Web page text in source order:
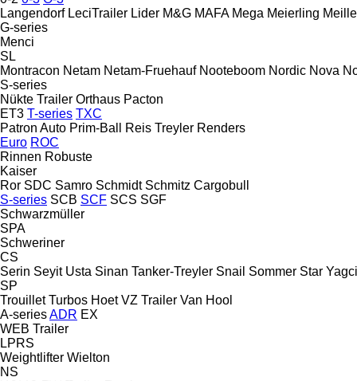
Langendorf LeciTrailer Lider M&G MAFA Mega Meierling
G-series
Menci
SL
Montracon Netam Netam-Fruehauf Nooteboom Nordic Nova
S-series
Nükte Trailer Orthaus Pacton
ET3 T-series TXC
Patron Auto Prim-Ball Reis Treyler Renders
Euro ROC
Rinnen Robuste
Kaiser
Ror SDC Samro Schmidt Schmitz Cargobull
S-series SCB SCF SCS SGF
Schwarzmüller
SPA
Schweriner
CS
Serin Seyit Usta Sinan Tanker-Treyler Snail Sommer Star
SP
Trouillet Turbos Hoet VZ Trailer Van Hool
A-seriesADR EX
WEB Trailer
LPRS
Weightlifter Wielton
NS